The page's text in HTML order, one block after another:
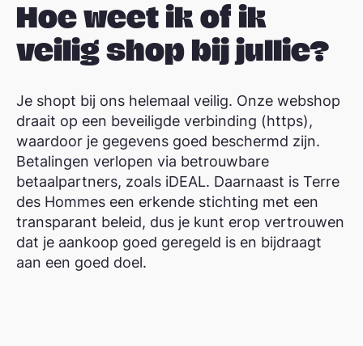
Hoe weet ik of ik
veilig shop bij jullie?
Je shopt bij ons helemaal veilig. Onze webshop
draait op een beveiligde verbinding (https),
waardoor je gegevens goed beschermd zijn.
Betalingen verlopen via betrouwbare
betaalpartners, zoals iDEAL. Daarnaast is Terre
des Hommes een erkende stichting met een
transparant beleid, dus je kunt erop vertrouwen
dat je aankoop goed geregeld is en bijdraagt
aan een goed doel.